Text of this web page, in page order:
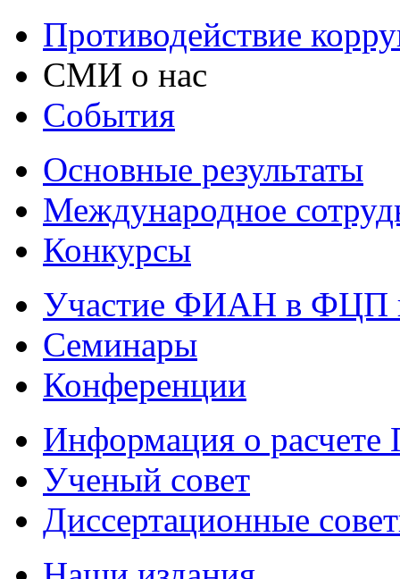
Противодействие
СМИ о нас
События
Основные результаты
Международное
Конкурсы
Участие ФИАН в ФЦП
Семинары
Конференции
Информация о
Ученый совет
Диссертационные